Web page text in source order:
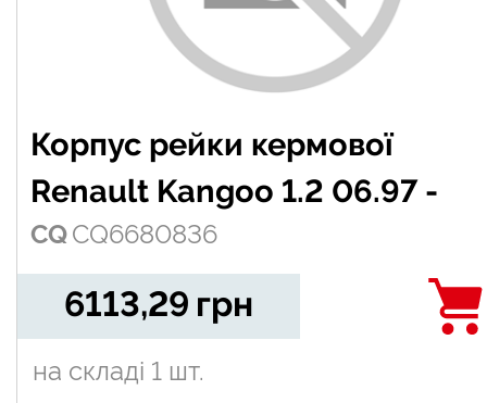
Корпус рейки кермової
Renault Kangoo 1.2 06.97 -
CQCQ6680836
6113,29 грн
на складі 1 шт.